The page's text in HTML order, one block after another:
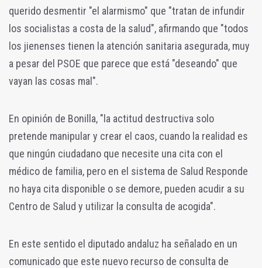
querido desmentir "el alarmismo" que "tratan de infundir
los socialistas a costa de la salud", afirmando que "todos
los jienenses tienen la atención sanitaria asegurada, muy
a pesar del PSOE que parece que está "deseando" que
vayan las cosas mal".
En opinión de Bonilla, "la actitud destructiva solo
pretende manipular y crear el caos, cuando la realidad es
que ningún ciudadano que necesite una cita con el
médico de familia, pero en el sistema de Salud Responde
no haya cita disponible o se demore, pueden acudir a su
Centro de Salud y utilizar la consulta de acogida".
En este sentido el diputado andaluz ha señalado en un
comunicado que este nuevo recurso de consulta de